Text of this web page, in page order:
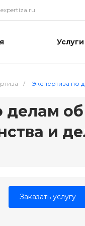
Услуги
/ Экспертиза по
делам
и
Заказать услугу